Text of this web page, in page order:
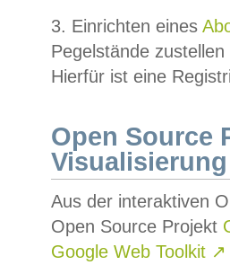
3. Einrichten eines
Pegelstände
Hierfür ist eine
Open Source
Visualisierung
Aus der interaktiven
Open Source Projekt
Google Web Toolkit ↗